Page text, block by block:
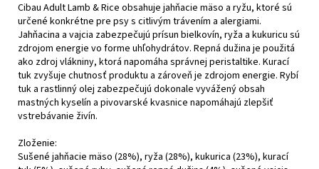
Cibau Adult Lamb & Rice obsahuje jahňacie mäso a ryžu, ktoré sú
určené konkrétne pre psy s citlivým trávením a alergiami.
Jahňacina a vajcia zabezpečujú prísun bielkovín, ryža a kukuricu sú
zdrojom energie vo forme uhľohydrátov. Repná dužina je použitá
ako zdroj vlákniny, ktorá napomáha správnej peristaltike. Kurací
tuk zvyšuje chutnosť produktu a zároveň je zdrojom energie. Rybí
tuk a rastlinný olej zabezpečujú dokonale vyvážený obsah
mastných kyselín a pivovarské kvasnice napomáhajú zlepšiť
vstrebávanie živín.
Zloženie:
Sušené jahňacie mäso (28%), ryža (28%), kukurica (23%), kurací